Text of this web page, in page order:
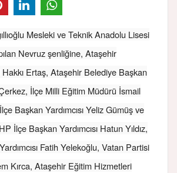
Mesleki ve Teknik Anadolu Lisesi
Nevruz şenliğine, Ataşehir
Hakkı Ertaş, Ataşehir Belediye Başkan
Çerkez, İlçe Milli Eğitim Müdürü İsmail
Başkan Yardımcısı Yeliz Gümüş ve
İlçe Başkan Yardımcısı Hatun Yıldız,
Fatih Yelekoğlu, Vatan Partisi
Kırca, Ataşehir Eğitim Hizmetleri